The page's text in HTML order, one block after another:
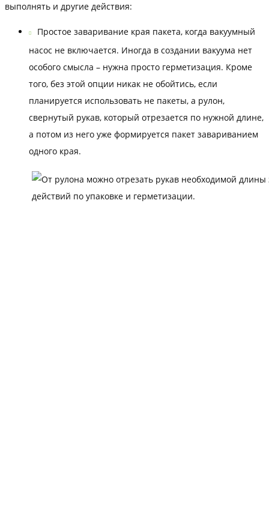
выполнять и другие действия:
Простое заваривание края пакета, когда вакуумный
насос не включается. Иногда в создании вакуума нет
особого смысла – нужна просто герметизация. Кроме
того, без этой опции никак не обойтись, если
планируется использовать не пакеты, а рулон,
свернутый рукав, который отрезается по нужной длине,
а потом из него уже формируется пакет завариванием
одного края.